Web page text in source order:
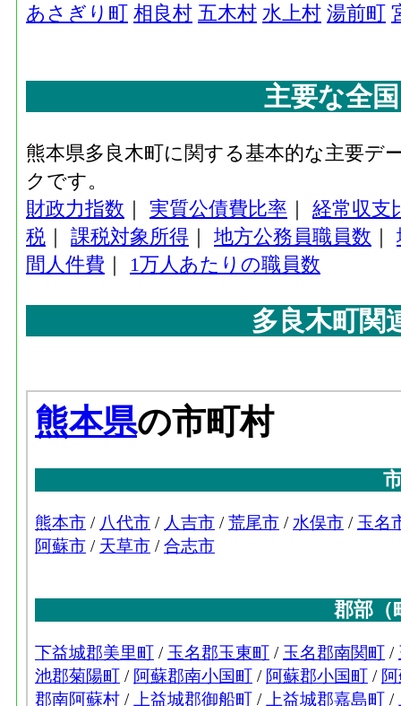
あさぎり町 相良村 五木村 水上村 湯前町
主要な全
熊本県多良木町に関する基本的な主要
クです。
財政力指数 ｜ 実質公債費比率 ｜ 経常収支
税 ｜ 課税対象所得 ｜ 地方公務員職員数 ｜
間人件費 ｜ 1万人あたりの職員数
多良木町関